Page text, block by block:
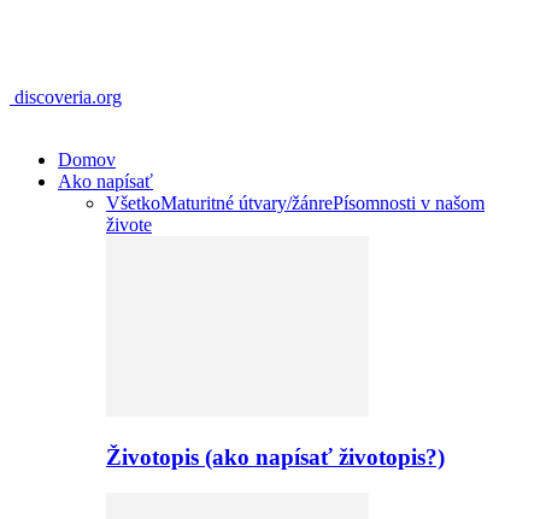
discoveria.org
Domov
Ako napísať
VšetkoMaturitné útvary/žánrePísomnosti v našom
živote
Životopis (ako napísať životopis?)